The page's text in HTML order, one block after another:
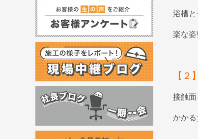
浴槽と
楽な姿
【２
接触面
かかる